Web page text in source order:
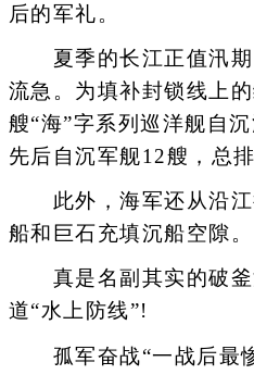
后的军礼。
夏季的长江正值汛期
流急。为填补封锁线上
艘“海”字系列巡洋舰自
先后自沉军舰12艘，总
此外，海军还从沿江
船和巨石充填沉船空隙。
真是名副其实的破釜
道“水上防线”!
孤军奋战“一战后最